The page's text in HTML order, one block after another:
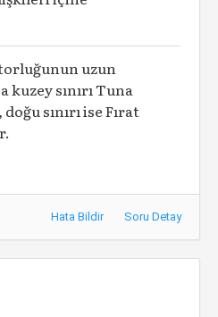
uzun
kuzey sınırı Tuna
sınırı ise Fırat
Hata Bildir Soru Detay